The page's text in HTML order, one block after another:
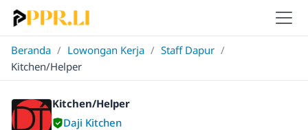
Beranda / Lowongan Kerja / Staff Dapur /
Kitchen/Helper
Kitchen/Helper
Daji Kitchen